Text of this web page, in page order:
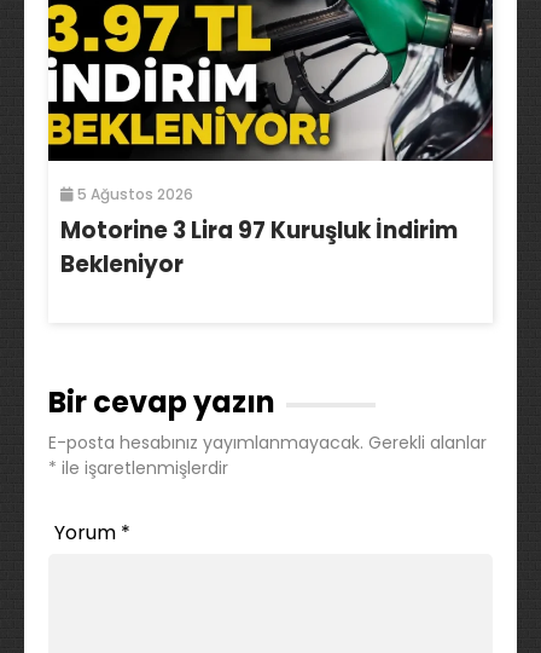
5 Ağustos 2026
Motorine 3 Lira 97 Kuruşluk İndirim
Bekleniyor
Bir cevap yazın
E-posta hesabınız yayımlanmayacak. Gerekli alanlar
* ile işaretlenmişlerdir
Yorum *